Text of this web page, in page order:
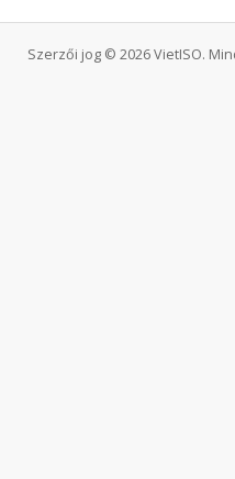
Szerzői jog © 2026 VietISO.